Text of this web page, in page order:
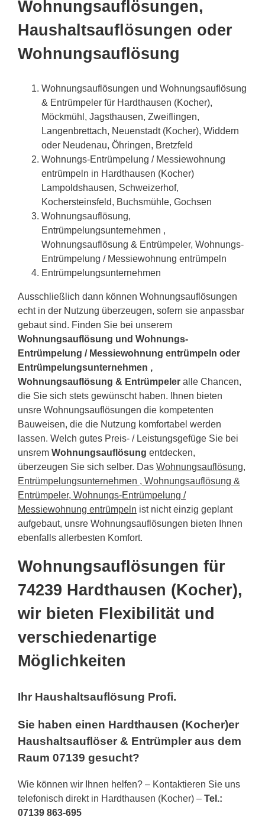
Wohnungsauflösungen,
Haushaltsauflösungen oder
Wohnungsauflösung
Wohnungsauflösungen und Wohnungsauflösung
& Entrümpeler für Hardthausen (Kocher),
Möckmühl, Jagsthausen, Zweiflingen,
Langenbrettach, Neuenstadt (Kocher), Widdern
oder Neudenau, Öhringen, Bretzfeld
Wohnungs-Entrümpelung / Messiewohnung
entrümpeln in Hardthausen (Kocher)
Lampoldshausen, Schweizerhof,
Kochersteinsfeld, Buchsmühle, Gochsen
Wohnungsauflösung,
Entrümpelungsunternehmen ,
Wohnungsauflösung & Entrümpeler, Wohnungs-
Entrümpelung / Messiewohnung entrümpeln
Entrümpelungsunternehmen
Ausschließlich dann können Wohnungsauflösungen
echt in der Nutzung überzeugen, sofern sie anpassbar
gebaut sind. Finden Sie bei unserem
Wohnungsauflösung und Wohnungs-
Entrümpelung / Messiewohnung entrümpeln oder
Entrümpelungsunternehmen ,
Wohnungsauflösung & Entrümpeler alle Chancen,
die Sie sich stets gewünscht haben. Ihnen bieten
unsre Wohnungsauflösungen die kompetenten
Bauweisen, die die Nutzung komfortabel werden
lassen. Welch gutes Preis- / Leistungsgefüge Sie bei
unsrem Wohnungsauflösung entdecken,
überzeugen Sie sich selber. Das Wohnungsauflösung,
Entrümpelungsunternehmen , Wohnungsauflösung &
Entrümpeler, Wohnungs-Entrümpelung /
Messiewohnung entrümpeln ist nicht einzig geplant
aufgebaut, unsre Wohnungsauflösungen bieten Ihnen
ebenfalls allerbesten Komfort.
Wohnungsauflösungen für
74239 Hardthausen (Kocher),
wir bieten Flexibilität und
verschiedenartige
Möglichkeiten
Ihr Haushaltsauflösung Profi.
Sie haben einen Hardthausen (Kocher)er
Haushaltsauflöser & Entrümpler aus dem
Raum 07139 gesucht?
Wie können wir Ihnen helfen? – Kontaktieren Sie uns
telefonisch direkt in Hardthausen (Kocher) – Tel.:
07139 863-695